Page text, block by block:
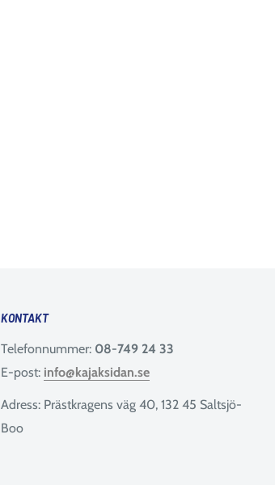
KONTAKT
Telefonnummer: 08-749 24 33
E-post: info@kajaksidan.se
Adress: Prästkragens väg 40, 132 45 Saltsjö-
Boo